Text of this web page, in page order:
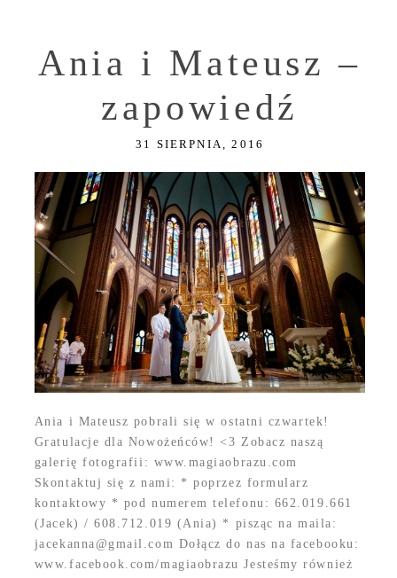
Ania i Mateusz –
zapowiedź
31 SIERPNIA, 2016
Ania i Mateusz pobrali się w ostatni czwartek!
Gratulacje dla Nowożeńców! <3 Zobacz naszą
galerię fotografii: www.magiaobrazu.com
Skontaktuj się z nami: * poprzez formularz
kontaktowy * pod numerem telefonu: 662.019.661
(Jacek) / 608.712.019 (Ania) * pisząc na maila:
jacekanna@gmail.com Dołącz do nas na facebooku:
www.facebook.com/magiaobrazu Jesteśmy również